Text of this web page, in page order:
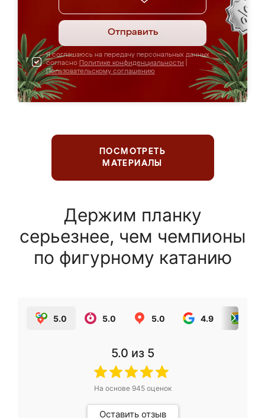
Отправить
Я соглашаюсь на передачу персональных данных
согласно Политике конфиденциальности
Пользовательскому соглашению
ПОСМОТРЕТЬ
МАТЕРИАЛЫ
Держим планку
серьезнее, чем чемпионы
по фигурному катанию
5.0 5.0 5.0 4.9
5.0 из 5
На основе 945оценок
Оставить отзыв